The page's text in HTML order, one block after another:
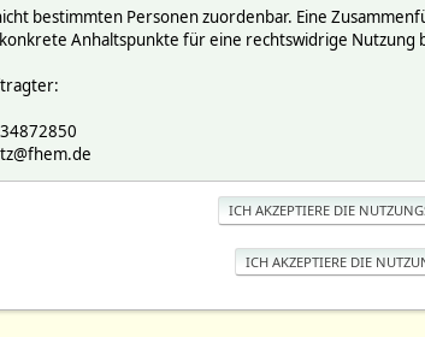
bestimmten Personen zuordenbar. Eine
Anhaltspunkte für eine rechtswidrige Nutzung